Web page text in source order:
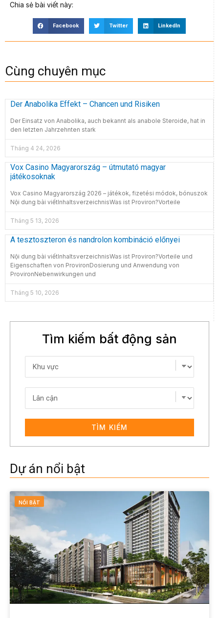
Chia sẻ bài viết này:
Facebook Twitter LinkedIn
Cùng chuyên mục
Der Anabolika Effekt – Chancen und Risiken
Der Einsatz von Anabolika, auch bekannt als anabole Steroide, hat in
den letzten Jahrzehnten stark
Tháng 4 24, 2026
Vox Casino Magyarország – útmutató magyar
játékosoknak
Vox Casino Magyarország 2026 – játékok, fizetési módok, bónuszok
Nội dung bài viếtInhaltsverzeichnisWas ist Proviron?Vorteile
Tháng 5 13, 2026
A tesztoszteron és nandrolon kombináció előnyei
Nội dung bài viếtInhaltsverzeichnisWas ist Proviron?Vorteile und
Eigenschaften von ProvironDosierung und Anwendung von
ProvironNebenwirkungen und
Tháng 5 10, 2026
Tìm kiếm bất động sản
TÌM KIẾM
Dự án nổi bật
NỔI BẬT